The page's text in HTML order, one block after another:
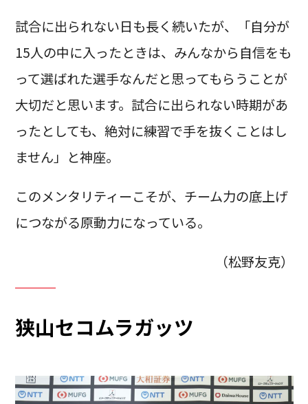
試合に出られない日も長く続いたが、「自分が
15人の中に入ったときは、みんなから自信をも
って選ばれた選手なんだと思ってもらうことが
大切だと思います。試合に出られない時期があ
ったとしても、絶対に練習で手を抜くことはし
ません」と神座。
このメンタリティーこそが、チーム力の底上げ
につながる原動力になっている。
（松野友克）
狭山セコムラガッツ